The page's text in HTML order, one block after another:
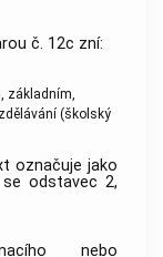
č. 12c zní:
základním,
(školský
označuje jako
odstavec 2,
nebo